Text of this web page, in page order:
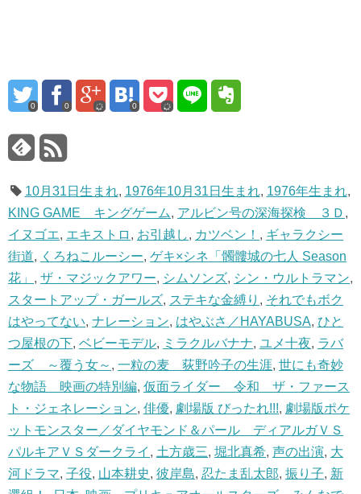
0 0 0
10月31日生まれ, 1976年10月31日生まれ, 1976年生まれ,
KING GAME キングゲーム, アルビン号の深海探検 ３Ｄ ,
イヌゴエ, エキストロ , お引越し, カツベン！ , ギャラクシー
街道, くろねこルーシー, ゲキ×シネ「髑髏城の七人 Season
花」 , ザ・マジックアワー, シムソンズ, シン・ウルトラマン,
スタートアップ・ガールズ, ステキな金縛り , それでもボク
はやってない, ナレーション, はやぶさ／HAYABUSA, ひと
つ屋根の下, ベビーモデル, ミラクルバナナ, ユメ十夜, ラバ
ーズ ～覆う女～ , 一粒の麦 荻野吟子の生涯, 世にも奇妙
な物語 映画の特別編, 仮面ライダー 令和 ザ・ファース
ト・ジェネレーション, 俳優, 劇場版 びったれ!!!, 劇場版ポケ
ットモンスター／ダイヤモンド＆パール ディアルガＶＳ
パルキアＶＳダークライ , 土方歳三, 堀北真希, 声の出演, 大
河ドラマ, 子役, 山本耕史, 彼岸島, 忍たま乱太郎, 振り子, 新